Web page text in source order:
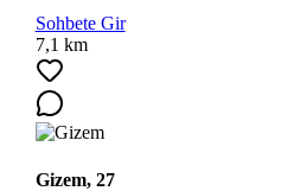
Sohbete Gir
7,1 km
Gizem, 27